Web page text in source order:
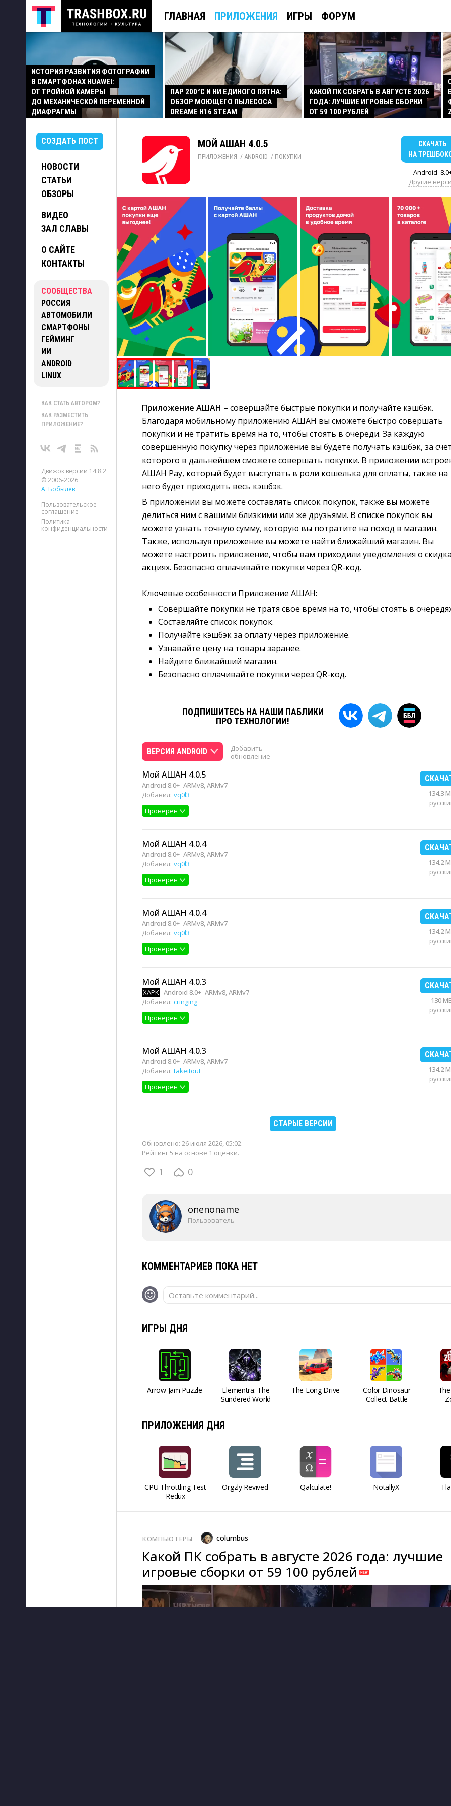
ГЛАВНАЯ ПРИЛОЖЕНИЯ ИГРЫ ФОРУМ
ИСТОРИЯ РАЗВИТИЯ ФОТОГРАФИИ
В СМАРТФОНАХ HUAWEI:
ОТ ТРОЙНОЙ КАМЕРЫ
ДО МЕХАНИЧЕСКОЙ ПЕРЕМЕННОЙ
ДИАФРАГМЫ
ПАР 200°C И НИ ЕДИНОГО ПЯТНА:
ОБЗОР МОЮЩЕГО ПЫЛЕСОСА
DREAME H16 STEAM
КАКОЙ ПК СОБРАТЬ В АВГУСТЕ 2026
ГОДА: ЛУЧШИЕ ИГРОВЫЕ СБОРКИ
ОТ 59 100 РУБЛЕЙ
СОЗДАТЬ ПОСТ
НОВОСТИ
СТАТЬИ
ОБЗОРЫ
ВИДЕО
ЗАЛ СЛАВЫ
О САЙТЕ
КОНТАКТЫ
СООБЩЕСТВА
РОССИЯ
АВТОМОБИЛИ
СМАРТФОНЫ
ГЕЙМИНГ
ИИ
ANDROID
LINUX
КАК СТАТЬ АВТОРОМ?
КАК РАЗМЕСТИТЬ
ПРИЛОЖЕНИЕ?
Движок версии 14.8.2
© 2006-2026
А. Бобылев
Пользовательское
соглашение
Политика
конфиденциальности
МОЙ АШАН 4.0.5
ПРИЛОЖЕНИЯ / ANDROID / ПОКУПКИ
СКАЧАТЬ
НА
Android
Другие
Приложение АШАН – совершайте быстрые покупки и получайте кэшбэк.
Благодаря мобильному приложению АШАН вы сможете быстро совершать
покупки и не тратить время на то, чтобы стоять в очереди. За каждую
совершенную покупку через приложение вы будете получать кэшбэк, за
которого в дальнейшем сможете совершать покупки. В приложении
АШАН Pay, который будет выступать в роли кошелька для оплаты, также на
него будет приходить весь кэшбэк.
В приложении вы можете составлять список покупок, также вы можете
делиться ним с вашими близкими или же друзьями. В списке покупок вы
можете узнать точную сумму, которую вы потратите на поход в магазин.
Также, используя приложение вы можете найти ближайший магазин. Вы
можете настроить приложение, чтобы вам приходили уведомления о
акциях. Безопасно оплачивайте покупки через QR-код.
Ключевые особенности Приложение АШАН:
Совершайте покупки не тратя свое время на то, чтобы стоять в
Составляйте список покупок.
Получайте кэшбэк за оплату через приложение.
Узнавайте цену на товары заранее.
Найдите ближайший магазин.
Безопасно оплачивайте покупки через QR-код.
ПОДПИШИТЕСЬ НА НАШИ ПАБЛИКИ
ПРО ТЕХНОЛОГИИ!
ВЕРСИЯ ANDROID
Добавить
обновление
Мой АШАН 4.0.5
Android 8.0+ ARMv8, ARMv7
Добавил: vq0l3
Проверен
134.3
Мой АШАН 4.0.4
Android 8.0+ ARMv8, ARMv7
Добавил: vq0l3
Проверен
134.2
Мой АШАН 4.0.4
Android 8.0+ ARMv8, ARMv7
Добавил: vq0l3
Проверен
134.2
Мой АШАН 4.0.3
XAPK Android 8.0+ ARMv8, ARMv7
Добавил: cringing
Проверен
130
Мой АШАН 4.0.3
Android 8.0+ ARMv8, ARMv7
Добавил: takeitout
Проверен
134.2
СТАРЫЕ ВЕРСИИ
Обновлено: 26 июля 2026, 05:02.
Рейтинг 5 на основе 1 оценки.
1 0
onenoname
Пользователь
КОММЕНТАРИЕВ ПОКА НЕТ
Оставьте комментарий...
ИГРЫ ДНЯ
Arrow Jam Puzzle
Elementra: The
Sundered World
The Long Drive
Color Dinosaur
Collect Battle
ПРИЛОЖЕНИЯ ДНЯ
CPU Throttling Test
Redux
Orgzly Revived Qalculate! NotallyX
КОМПЬЮТЕРЫ columbus
Какой ПК собрать в августе 2026 года: лучшие
игровые сборки от 59 100 рублей